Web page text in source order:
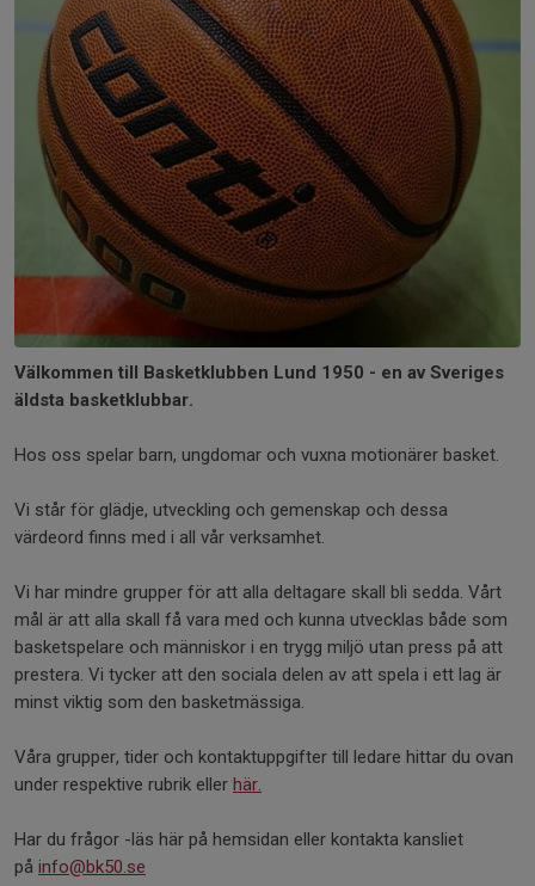
Välkommen till Basketklubben Lund 1950 - en av Sveriges
äldsta basketklubbar.
Hos oss spelar barn, ungdomar och vuxna motionärer basket.
Vi står för glädje, utveckling och gemenskap och dessa
värdeord finns med i all vår verksamhet.
Vi har mindre grupper för att alla deltagare skall bli sedda. Vårt
mål är att alla skall få vara med och kunna utvecklas både som
basketspelare och människor i en trygg miljö utan press på att
prestera. Vi tycker att den sociala delen av att spela i ett lag är
minst viktig som den basketmässiga.
Våra grupper, tider och kontaktuppgifter till ledare hittar du ovan
under respektive rubrik eller här.
Har du frågor -läs här på hemsidan eller kontakta kansliet
på info@bk50.se